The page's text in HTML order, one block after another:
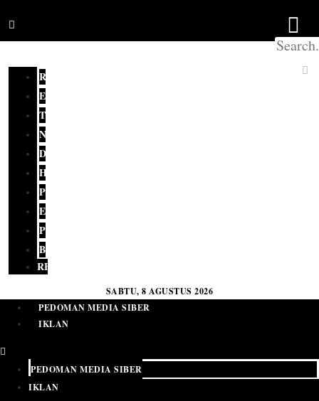
REDAKSI
EDITORIAL
TERKINI
NASIONAL
DAERAH
HUKUM
POLITIK
EKONOMI
PENDIDIKAN
BUDAYA
RELIGI
SABTU, 8 AGUSTUS 2026
PEDOMAN MEDIA SIBER
IKLAN
PEDOMAN MEDIA SIBER
IKLAN